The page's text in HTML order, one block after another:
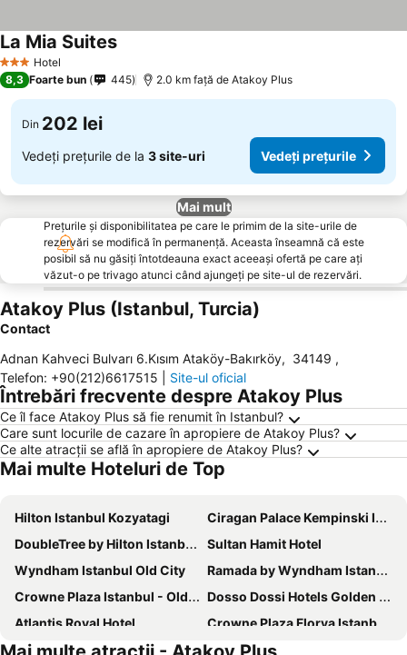
3 SteleHotel
La Mia SuitesVedeți prețurile
8,3 Foarte bun 445 2.0 km faţă de Atakoy Plus
Din 202 lei
Vedeți prețurile de la 3 site-uri Vedeți prețurile
Mai mult
Prețurile și disponibilitatea pe care le primim de la site-urile de
rezervări se modifică în permanență. Aceasta înseamnă că este
posibil să nu găsiți întotdeauna exact aceeași ofertă pe care ați
văzut-o pe trivago atunci când ajungeți pe site-ul de rezervări.
Atakoy Plus (Istanbul, Turcia)
Contact
Adnan Kahveci Bulvarı 6.Kısım Ataköy-Bakırköy, 34149 ,
Telefon: +90(212)6617515 Site-ul oficial
Întrebări frecvente despre Atakoy Plus
Ce îl face Atakoy Plus să fie renumit în Istanbul?
Care sunt locurile de cazare în apropiere de Atakoy Plus?
Ce alte atracții se află în apropiere de Atakoy Plus?
Mai multe Hoteluri de Top
Hilton Istanbul Kozyatagi
Ciragan Palace Kempinski Istanbul
DoubleTree by Hilton Istanbul Topkapi
Sultan Hamit Hotel
Wyndham Istanbul Old City
Ramada by Wyndham Istanbul Pera
Crowne Plaza Istanbul - Old City by IHG
Dosso Dossi Hotels Golden Horn
Atlantis Royal Hotel
Crowne Plaza Florya Istanbul, an IHG Hotel
InterContinental Istanbul
Sultanahmet Black Pearl Apart Hotel